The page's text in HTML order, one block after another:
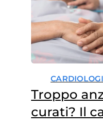
Troppo
curati? Il